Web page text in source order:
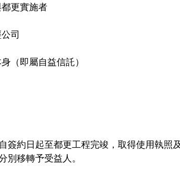
更實施者
司
（即屬自益信託）
簽約日起至都更工程完竣，取得使用執照
別移轉予受益人。